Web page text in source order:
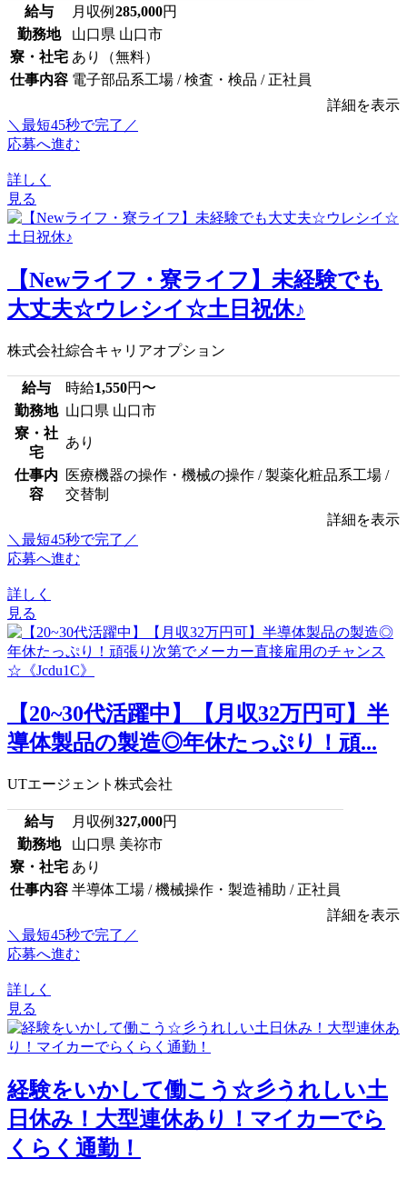
給与 月収例 285,000円
勤務地
山口県 山口市
寮・社宅 あり（無料）
仕事内容 電子部品系工場 / 検査・検品 / 正社員
詳細を表示
＼最短45秒で完了／
応募へ進む
詳しく
見る
【Newライフ・寮ライフ】未経験でも
大丈夫☆ウレシイ☆土日祝休♪
株式会社綜合キャリアオプション
給与 時給1,550円〜
勤務地 山口県 山口市
寮・社
宅
あり
仕事内
容
医療機器の操作・機械の操作 / 製薬化粧品系工場 /
交替制
詳細を表示
＼最短45秒で完了／
応募へ進む
詳しく
見る
【20~30代活躍中】【月収32万円可】半
導体製品の製造◎年休たっぷり！頑...
UTエージェント株式会社
給与 月収例 327,000円
勤務地
山口県 美祢市
寮・社宅 あり
仕事内容 半導体工場 / 機械操作・製造補助 / 正社員
詳細を表示
＼最短45秒で完了／
応募へ進む
詳しく
見る
経験をいかして働こう☆彡うれしい土
日休み！大型連休あり！マイカーでら
くらく通勤！